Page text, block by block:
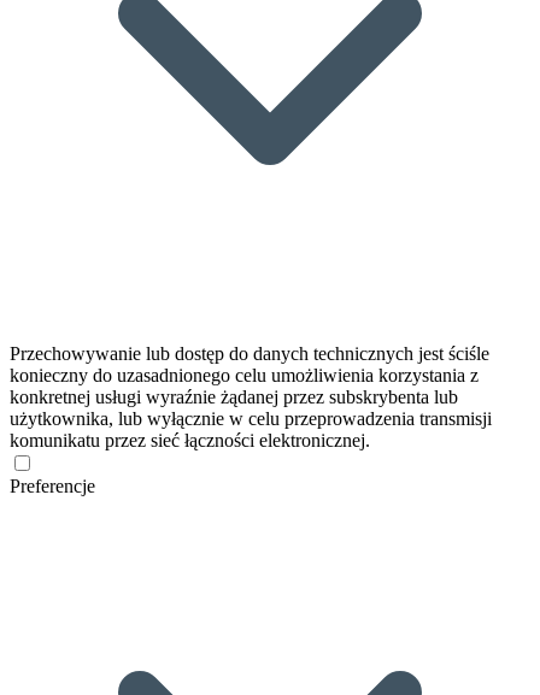
Przechowywanie lub dostęp do danych technicznych jest ściśle
konieczny do uzasadnionego celu umożliwienia korzystania z
konkretnej usługi wyraźnie żądanej przez subskrybenta lub
użytkownika, lub wyłącznie w celu przeprowadzenia transmisji
komunikatu przez sieć łączności elektronicznej.
Preferencje